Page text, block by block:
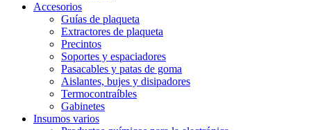
Accesorios
Guías de plaqueta
Extractores de plaqueta
Precintos
Soportes y espaciadores
Pasacables y patas de goma
Aislantes, bujes y disipadores
Termocontraíbles
Gabinetes
Insumos varios